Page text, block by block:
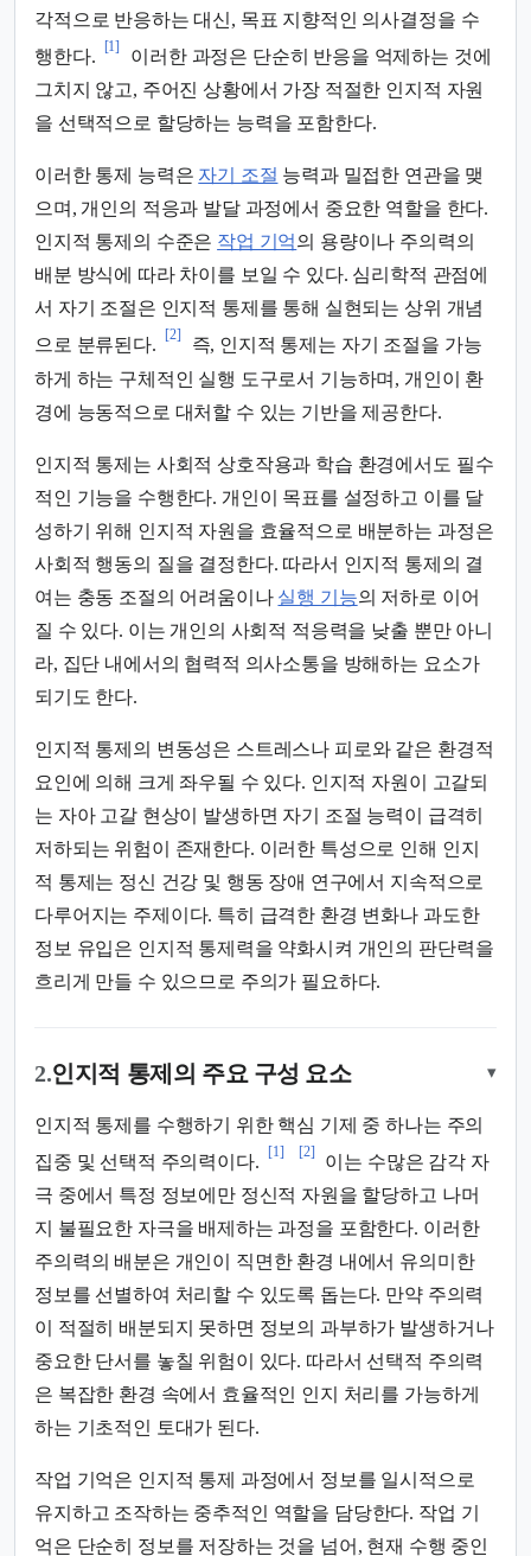
각적으로 반응하는 대신, 목표 지향적인 의사결정을 수
행한다.
[1]
이러한 과정은 단순히 반응을 억제하는 것에
그치지 않고, 주어진 상황에서 가장 적절한 인지적 자원
을 선택적으로 할당하는 능력을 포함한다.
이러한 통제 능력은 자기 조절 능력과 밀접한 연관을 맺
으며, 개인의 적응과 발달 과정에서 중요한 역할을 한다.
인지적 통제의 수준은 작업 기억의 용량이나 주의력의
배분 방식에 따라 차이를 보일 수 있다. 심리학적 관점에
서 자기 조절은 인지적 통제를 통해 실현되는 상위 개념
으로 분류된다.
[2]
즉, 인지적 통제는 자기 조절을 가능
하게 하는 구체적인 실행 도구로서 기능하며, 개인이 환
경에 능동적으로 대처할 수 있는 기반을 제공한다.
인지적 통제는 사회적 상호작용과 학습 환경에서도 필수
적인 기능을 수행한다. 개인이 목표를 설정하고 이를 달
성하기 위해 인지적 자원을 효율적으로 배분하는 과정은
사회적 행동의 질을 결정한다. 따라서 인지적 통제의 결
여는 충동 조절의 어려움이나 실행 기능의 저하로 이어
질 수 있다. 이는 개인의 사회적 적응력을 낮출 뿐만 아니
라, 집단 내에서의 협력적 의사소통을 방해하는 요소가
되기도 한다.
인지적 통제의 변동성은 스트레스나 피로와 같은 환경적
요인에 의해 크게 좌우될 수 있다. 인지적 자원이 고갈되
는 자아 고갈 현상이 발생하면 자기 조절 능력이 급격히
저하되는 위험이 존재한다. 이러한 특성으로 인해 인지
적 통제는 정신 건강 및 행동 장애 연구에서 지속적으로
다루어지는 주제이다. 특히 급격한 환경 변화나 과도한
정보 유입은 인지적 통제력을 약화시켜 개인의 판단력을
흐리게 만들 수 있으므로 주의가 필요하다.
2.인지적 통제의 주요 구성 요소 ▾
인지적 통제를 수행하기 위한 핵심 기제 중 하나는 주의
집중 및 선택적 주의력이다.
[1] [2]
이는 수많은 감각 자
극 중에서 특정 정보에만 정신적 자원을 할당하고 나머
지 불필요한 자극을 배제하는 과정을 포함한다. 이러한
주의력의 배분은 개인이 직면한 환경 내에서 유의미한
정보를 선별하여 처리할 수 있도록 돕는다. 만약 주의력
이 적절히 배분되지 못하면 정보의 과부하가 발생하거나
중요한 단서를 놓칠 위험이 있다. 따라서 선택적 주의력
은 복잡한 환경 속에서 효율적인 인지 처리를 가능하게
하는 기초적인 토대가 된다.
작업 기억은 인지적 통제 과정에서 정보를 일시적으로
유지하고 조작하는 중추적인 역할을 담당한다. 작업 기
억은 단순히 정보를 저장하는 것을 넘어, 현재 수행 중인